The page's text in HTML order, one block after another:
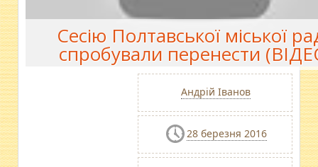
Сесію Полтавської міської
спробували перенести
Андрій Іванов
28 березня 2016